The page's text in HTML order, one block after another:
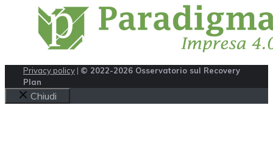
Privacy policy | © 2022-2026 Osservatorio sul Recovery
Plan
Chiudi